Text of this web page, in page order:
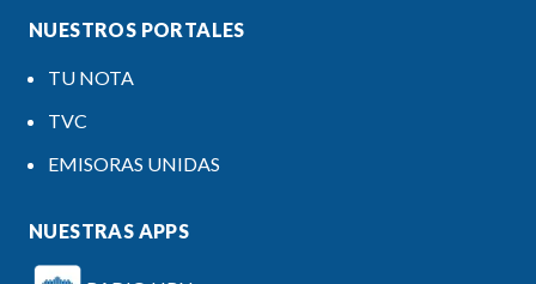
NUESTROS PORTALES
TU NOTA
TVC
EMISORAS UNIDAS
NUESTRAS APPS